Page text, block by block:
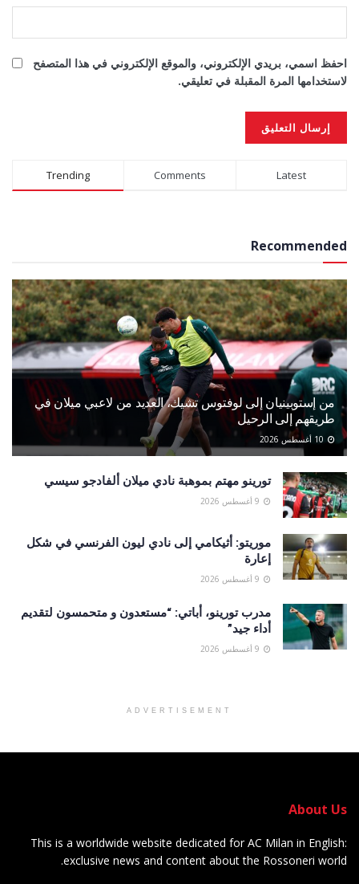
احفظ اسمي، بريدي الإلكتروني، والموقع الإلكتروني في هذا المتصفح
لاستخدامها المرة المقبلة في تعليقي.
Trending Comments Latest
Recommended
من إستوبينيان إلى لوفتوس تشيك، العديد من لاعبي ميلان في
طريقهم إلى الرحيل
تورينو مهتم بموهبة نادي ميلان ألفادجو سيسي
موريتو: أثيكامي إلى نادي ليون الفرنسي في شكل
إعارة
مدرب تورينو، أباتي: “مستعدون و متحمسون لتقديم
أداء جيد”
ADVERTISEMENT
About Us
This is a worldwide website dedicated for AC Milan in English:
exclusive news and content about the Rossoneri world.